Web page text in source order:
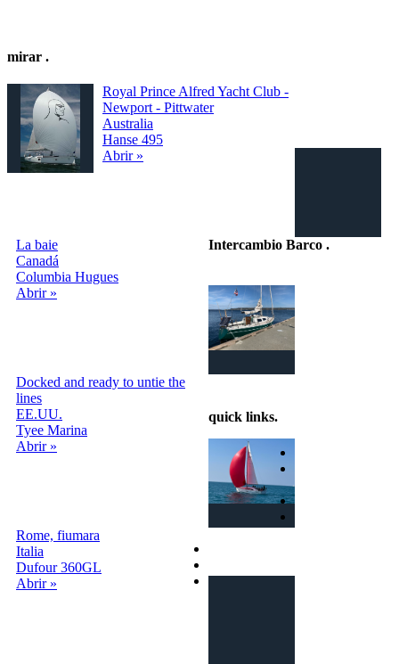
mirar .
Royal Prince Alfred Yacht Club -
Newport - Pittwater
Australia
Hanse 495
Abrir »
La baie
Canadá
Columbia Hugues
Abrir »
Docked and ready to untie the
lines
EE.UU.
Tyee Marina
Abrir »
Rome, fiumara
Italia
Dufour 360GL
Abrir »
Intercambio Barco .
quick links.